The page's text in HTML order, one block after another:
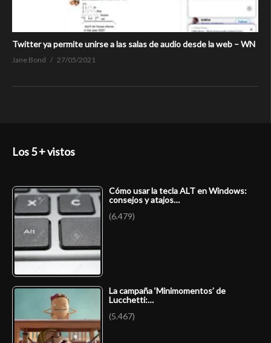
Twitter ya permite unirse a las salas de audio desde la web – WN
Jane Bond 27/05/2021
Los 5 + vistos
Cómo usar la tecla ALT en Windows:
consejos y atajos…
(6.479)
La campaña ‘Minimomentos’ de
Lucchetti:…
(5.467)